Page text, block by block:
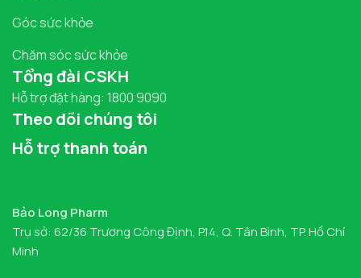
Góc sức khỏe
Chăm sóc sức khỏe
Tổng đài CSKH
Hỗ trợ đặt hàng: 1800 9090
Theo dõi chúng tôi
Hỗ trợ thanh toán
Bảo Long Pharm
Trụ sở: 62/36 Trương Công Định, P.14, Q. Tân Bình, TP. Hồ Chí
Minh